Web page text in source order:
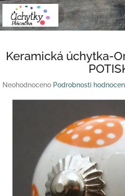
Přejít
na
obsah
Keramická úchytka-
Průměrné
Neohodnoceno Podrobnosti